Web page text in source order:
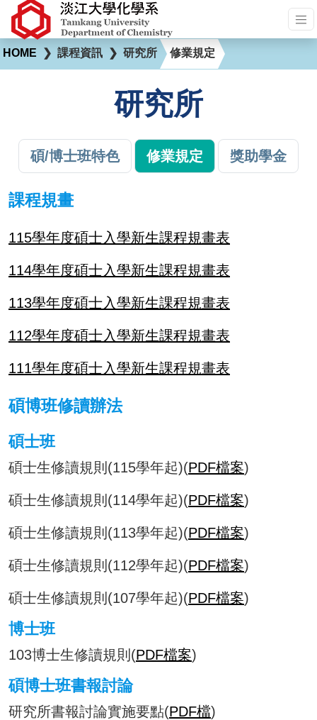
HOME ❯ 課程資訊 ❯ 研究所 修業規定
研究所
碩/博士班特色 修業規定 獎助學金
課程規畫
115學年度碩士入學新生課程規畫表
114學年度碩士入學新生課程規畫表
113學年度碩士入學新生課程規畫表
112學年度碩士入學新生課程規畫表
111學年度碩士入學新生課程規畫表
碩博班修讀辦法
碩士班
碩士生修讀規則(115學年起)(PDF檔案)
碩士生修讀規則(114學年起)(PDF檔案)
碩士生修讀規則(113學年起)(PDF檔案)
碩士生修讀規則(112學年起)(PDF檔案)
碩士生修讀規則(107學年起)(PDF檔案)
博士班
103博士生修讀規則(PDF檔案)
碩博士班書報討論
研究所書報討論實施要點(PDF檔)